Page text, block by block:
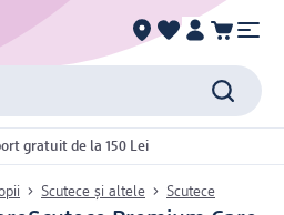
gratuit de la 150 Lei
Scutece și altele Scutece